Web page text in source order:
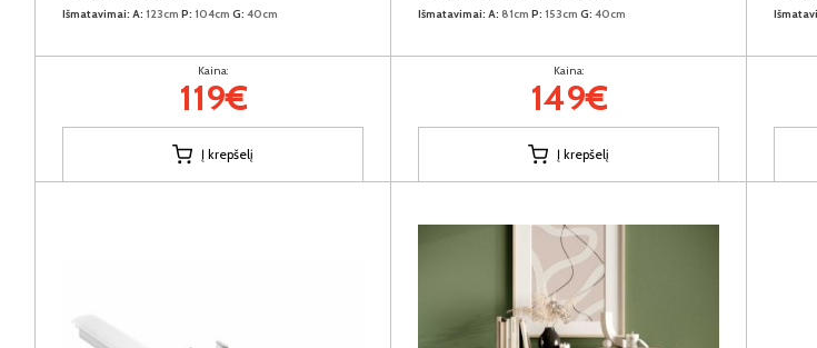
Išmatavimai: A: 123cm P: 104cm G: 40cm
Kaina:
119€
Į krepšelį
Išmatavimai: A: 81cm P: 153cm G: 40cm
Kaina:
149€
Į krepšelį